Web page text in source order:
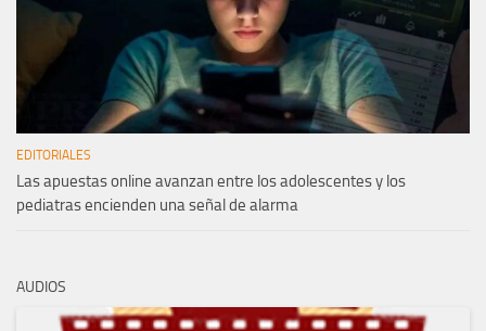
EDITORIALES
Las apuestas online avanzan entre los adolescentes y los
pediatras encienden una señal de alarma
AUDIOS